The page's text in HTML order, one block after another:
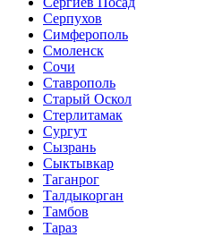
Серпухов
Симферополь
Смоленск
Сочи
Ставрополь
Старый Оскол
Стерлитамак
Сургут
Сызрань
Сыктывкар
Таганрог
Талдыкорган
Тамбов
Тараз